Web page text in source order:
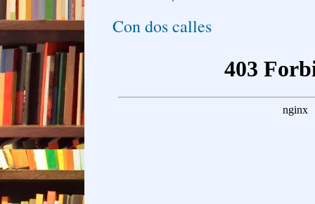
Con dos calles